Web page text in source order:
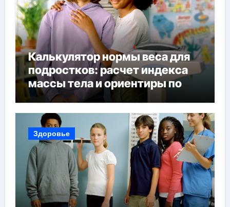
Калькулятор нормы веса для
подростков: расчет индекса
массы тела и ориентиры по
возрасту, росту и полу
Здоровье